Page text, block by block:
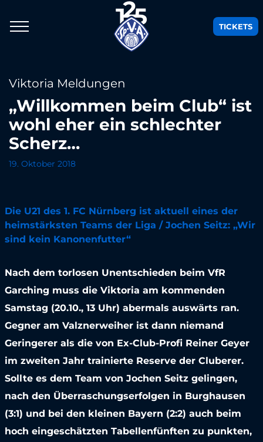
TICKETS
Viktoria Meldungen
„Willkommen beim Club“ ist
wohl eher ein schlechter
Scherz…
19. Oktober 2018
Die U21 des 1. FC Nürnberg ist aktuell eines der
heimstärksten Teams der Liga / Jochen Seitz: „Wir
sind kein Kanonenfutter“
Nach dem torlosen Unentschieden beim VfR
Garching muss die Viktoria am kommenden
Samstag (20.10., 13 Uhr) abermals auswärts ran.
Gegner am Valznerweiher ist dann niemand
Geringerer als die von Ex-Club-Profi Reiner Geyer
im zweiten Jahr trainierte Reserve der Cluberer.
Sollte es dem Team von Jochen Seitz gelingen,
nach den Überraschungserfolgen in Burghausen
(3:1) und bei den kleinen Bayern (2:2) auch beim
hoch eingeschätzten Tabellenfünften zu punkten,